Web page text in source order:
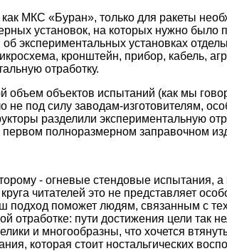
МКС «Буран», только для ракеты
установок, на которых нужно было
экспериментальных установках
кронштейн, прибор, кабель,
отработку.
объем объектов испытаний (как мы
под силу заводам-изготовителям,
разделили экспериментальную
первом полноразмерном заправочном
- огневые стендовые испытания, а
читателей это не представляет
подход поможет людям, связанным с
отработке: пути достижения цели так
и многообразны, что хочется
которая стоит ностальгических